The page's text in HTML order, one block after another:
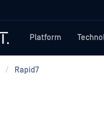
Platform
/ Rapid7